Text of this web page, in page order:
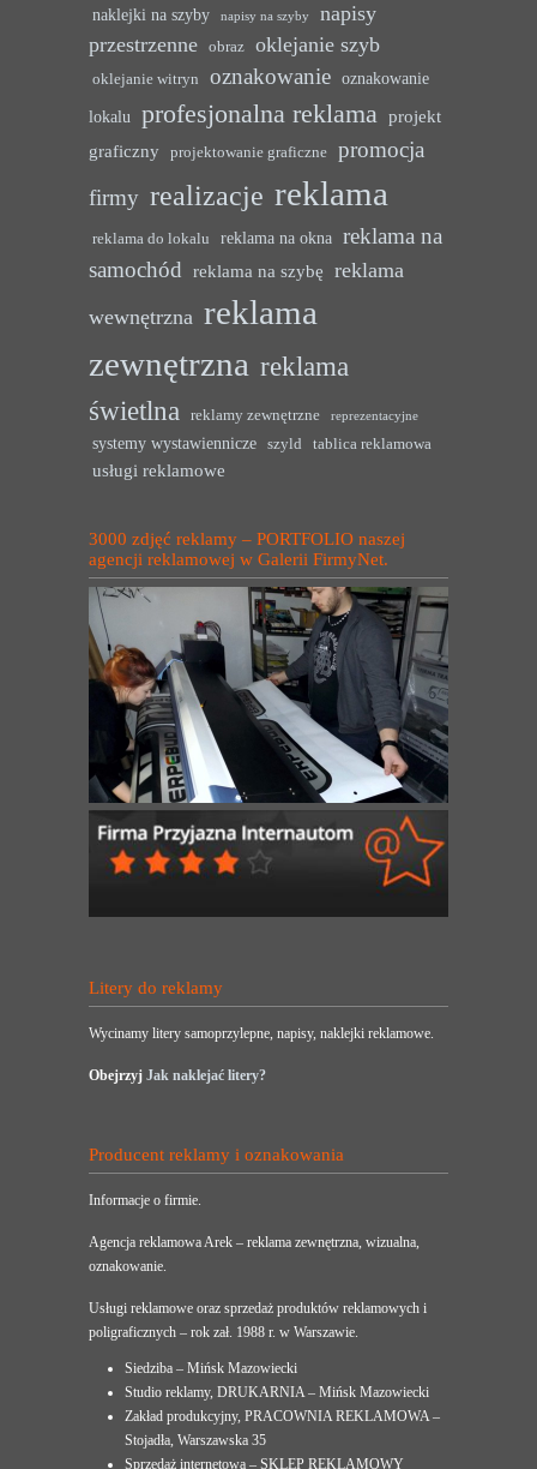
naklejki na szyby
napisy na szyby
napisy
przestrzenne
obraz oklejanie szyb
oklejanie witryn oznakowanie oznakowanie
lokalu profesjonalna reklama projekt
graficzny
projektowanie graficzne
promocja
firmy realizacje reklama
reklama do lokalu reklama na okna reklama na
samochód reklama na szybę reklama
wewnętrzna reklama
zewnętrzna reklama
świetlna
reklamy zewnętrzne reprezentacyjne
systemy wystawiennicze szyld tablica reklamowa
usługi reklamowe
3000 zdjęć reklamy – PORTFOLIO naszej
agencji reklamowej w Galerii FirmyNet.
Litery do reklamy
Wycinamy litery samoprzylepne, napisy, naklejki reklamowe.
Obejrzyj Jak naklejać litery?
Producent reklamy i oznakowania
Informacje o firmie.
Agencja reklamowa Arek – reklama zewnętrzna, wizualna,
oznakowanie.
Usługi reklamowe oraz sprzedaż produktów reklamowych i
poligraficznych – rok zał. 1988 r. w Warszawie.
Siedziba – Mińsk Mazowiecki
Studio reklamy, DRUKARNIA – Mińsk Mazowiecki
Zakład produkcyjny, PRACOWNIA REKLAMOWA –
Stojadła, Warszawska 35
Sprzedaż internetowa – SKLEP REKLAMOWY